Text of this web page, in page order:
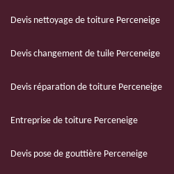
Devis nettoyage de toiture Perceneige
Devis changement de tuile Perceneige
Devis réparation de toiture Perceneige
Entreprise de toiture Perceneige
Devis pose de gouttière Perceneige